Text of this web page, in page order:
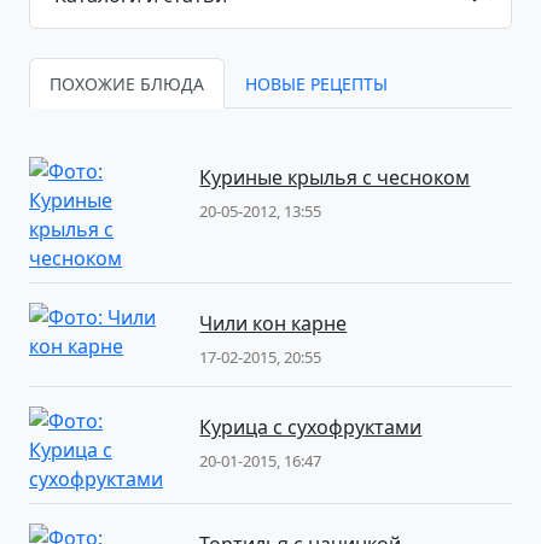
ПОХОЖИЕ БЛЮДА НОВЫЕ РЕЦЕПТЫ
Куриные крылья с чесноком
20-05-2012, 13:55
Чили кон карне
17-02-2015, 20:55
Курица с сухофруктами
20-01-2015, 16:47